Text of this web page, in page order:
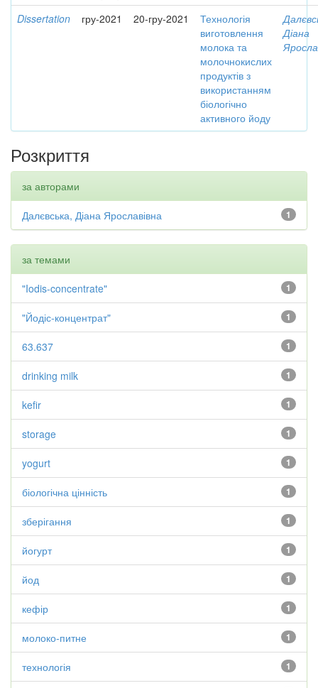
Dissertation гру-2021 20-гру-2021
Технологія
виготовлення
молока та
молочнокислих
продуктів з
використанням
біологічно
активного йоду
Діана
Розкриття
за авторами
1
Далєвська, Діана Ярославівна
за темами
1
"Iodis-concentrate"
1
"Йодіс-концентрат"
1
63.637
1
drinking milk
1
kefir
1
storage
1
yogurt
1
біологічна цінність
1
зберігання
1
йогурт
1
йод
1
кефір
1
молоко-питне
1
технологія